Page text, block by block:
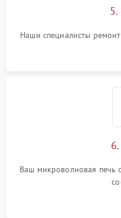
Наши специалисты
Ваш микроволновая печь